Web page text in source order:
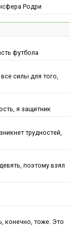
Родри
футбола
силы для того,
я защитник
трудностей,
поэтому взял
конечно, тоже. Это